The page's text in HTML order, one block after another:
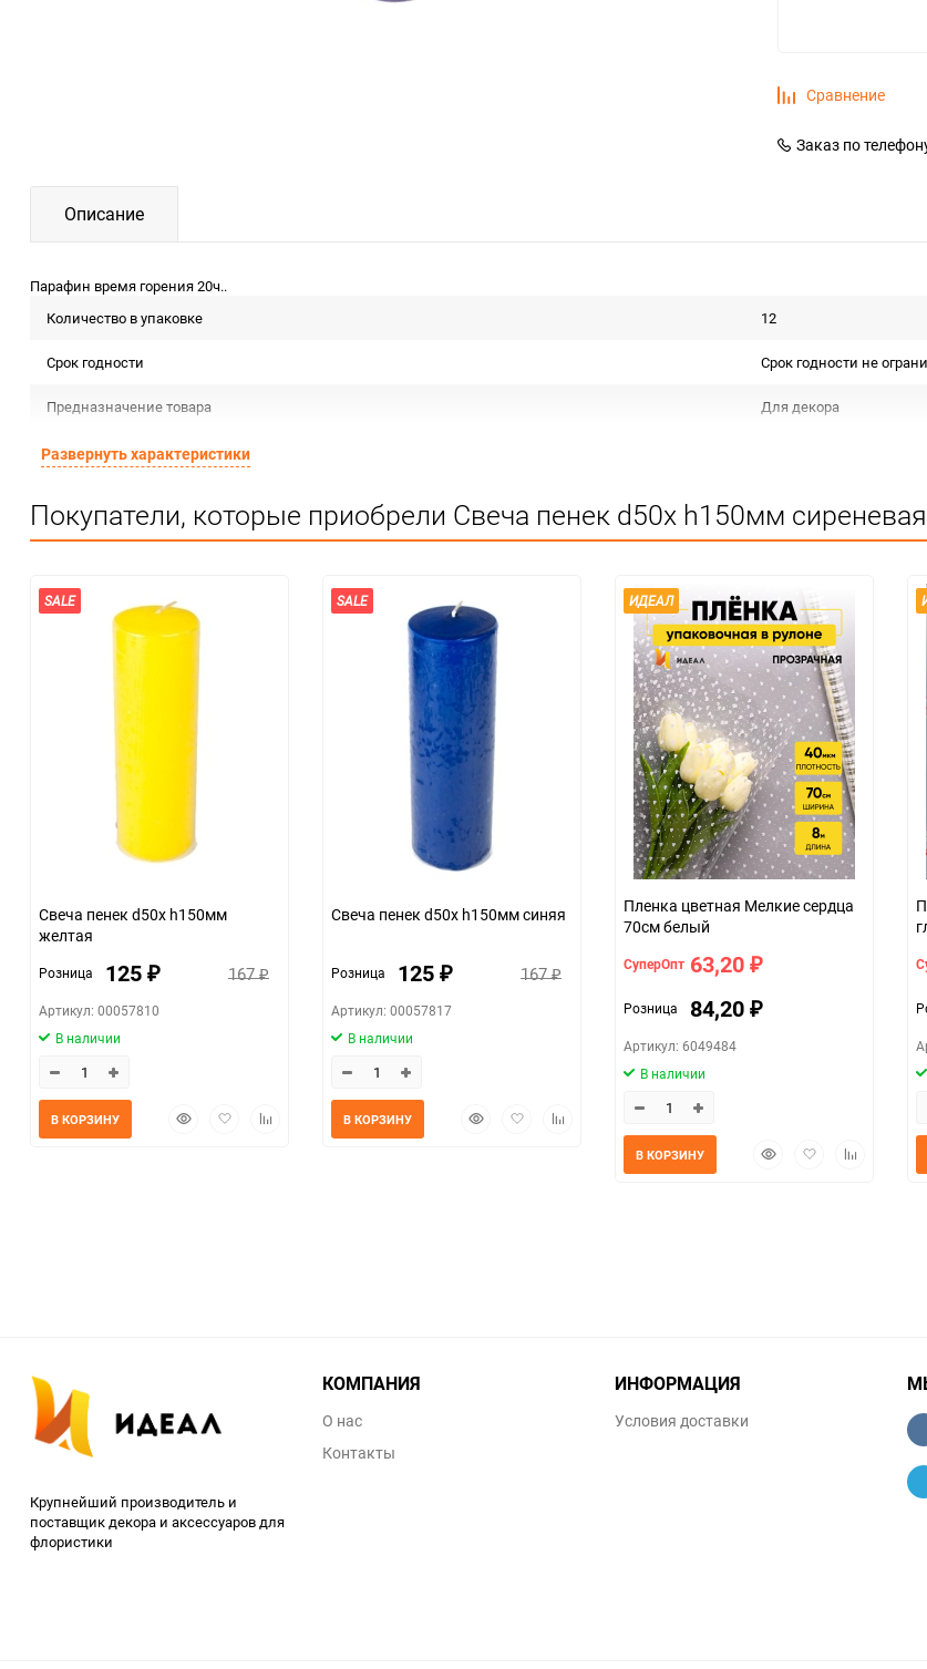
Сравнение
Заказ по
Описание
Парафин время горения 20ч..
Количество в упаковке
12
Срок годности Срок годности не
Предназначение товара Для декора
Сертификация
Минимальное количество 1
Единица измерения шт
Распродажа Нет
Развернуть характеристики
Покупатели, которые приобрели Свеча пенек d50х h150мм
SALE
Свеча пенек d50х h150мм
желтая
Розница 125 ₽ 167₽
Артикул: 00057810
В наличии
БыстрыйДобавитьДобавить
В КОРЗИНУ
SALE
Свеча пенек d50х h150мм синяя
Розница 125 ₽ 167₽
Артикул: 00057817
В наличии
БыстрыйДобавитьДобавить
В КОРЗИНУ
ИДЕАЛ
Пленка цветная Мелкие сердца
70см белый
СуперОпт 63,20 ₽
Розница 84,20 ₽
Артикул: 6049484
В наличии
БыстрыйДобавитьДобавить
В КОРЗИНУ
Крупнейший производитель и
поставщик декора и аксессуаров для
флористики
КОМПАНИЯ
О нас
Контакты
ИНФОРМАЦИЯ
Условия доставки